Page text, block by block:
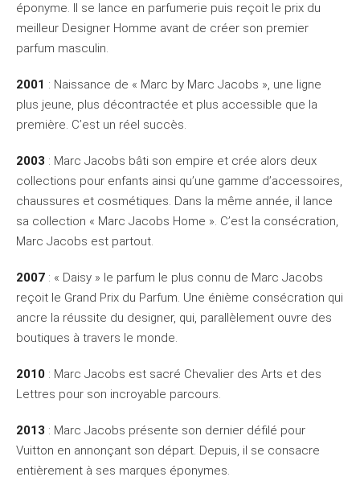
éponyme. Il se lance en parfumerie puis reçoit le prix du
meilleur Designer Homme avant de créer son premier
parfum masculin.
2001 : Naissance de « Marc by Marc Jacobs », une ligne
plus jeune, plus décontractée et plus accessible que la
première. C’est un réel succès.
2003 : Marc Jacobs bâti son empire et crée alors deux
collections pour enfants ainsi qu’une gamme d’accessoires,
chaussures et cosmétiques. Dans la même année, il lance
sa collection « Marc Jacobs Home ». C’est la consécration,
Marc Jacobs est partout.
2007 : « Daisy » le parfum le plus connu de Marc Jacobs
reçoit le Grand Prix du Parfum. Une énième consécration qui
ancre la réussite du designer, qui, parallèlement ouvre des
boutiques à travers le monde.
2010 : Marc Jacobs est sacré Chevalier des Arts et des
Lettres pour son incroyable parcours.
2013 : Marc Jacobs présente son dernier défilé pour
Vuitton en annonçant son départ. Depuis, il se consacre
entièrement à ses marques éponymes.